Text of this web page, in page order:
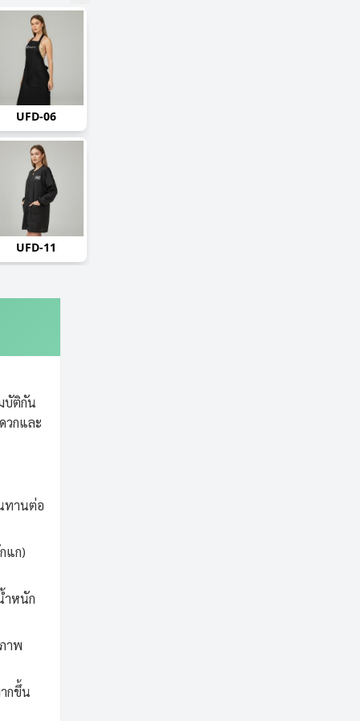
UFD-06
UFD-11
บัติกัน
วกและ
ทานต่อ
แก)
ำหนัก
าพ
กขึ้น